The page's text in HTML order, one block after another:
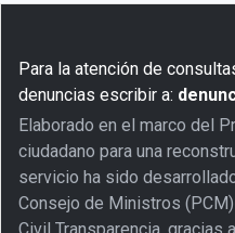
Para la atención de
denuncias escribir a:
Elaborado en el marco del
ciudadano para una
servicio ha sido
Consejo de Ministros